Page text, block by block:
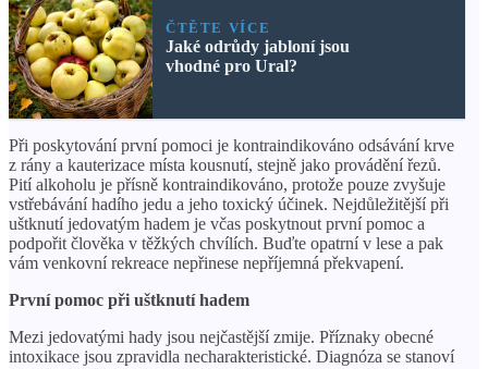
ČTĚTE VÍCE
Jaké odrůdy jabloní jsou
vhodné pro Ural?
Při poskytování první pomoci je kontraindikováno odsávání krve
z rány a kauterizace místa kousnutí, stejně jako provádění řezů.
Pití alkoholu je přísně kontraindikováno, protože pouze zvyšuje
vstřebávání hadího jedu a jeho toxický účinek. Nejdůležitější při
uštknutí jedovatým hadem je včas poskytnout první pomoc a
podpořit člověka v těžkých chvílích. Buďte opatrní v lese a pak
vám venkovní rekreace nepřinese nepříjemná překvapení.
První pomoc při uštknutí hadem
Mezi jedovatými hady jsou nejčastější zmije. Příznaky obecné
intoxikace jsou zpravidla necharakteristické. Diagnóza se stanoví